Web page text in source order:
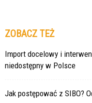
ZOBACZ TEŻ
Import docelowy i
niedostępny w Polsce
Jak postępować z SIBO?